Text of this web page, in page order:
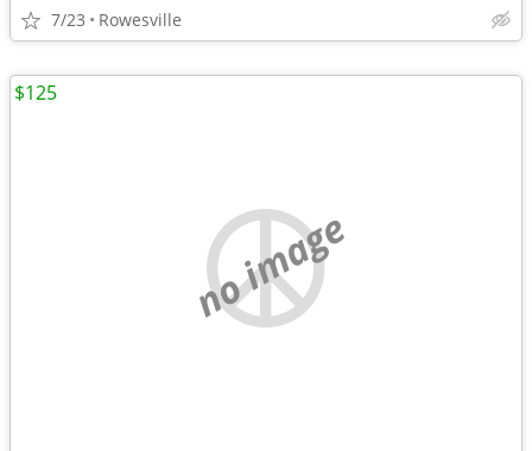
7/23 Rowesville
no image
$125